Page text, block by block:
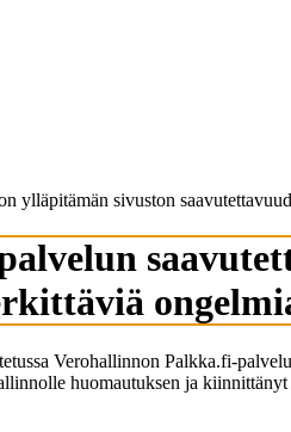
yllä­pitämän sivuston
Verohallinnon Palkka.fi-
huomautuksen ja